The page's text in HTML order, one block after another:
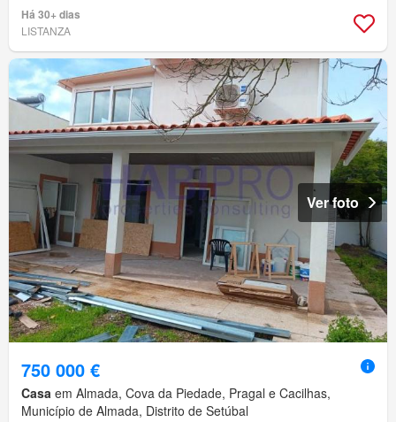
Há 30+ dias
LISTANZA
Ver foto
750 000 €
Casa em Almada, Cova da Piedade, Pragal e Cacilhas,
Município de Almada, Distrito de Setúbal